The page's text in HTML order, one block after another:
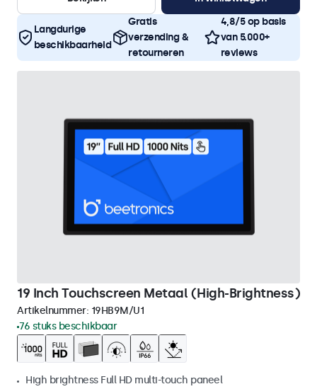
Langdurige
beschikbaarheid
Gratis
verzending &
retourneren
4,8/5 op basis
van 5.000+
reviews
19 Inch Touchscreen Metaal (High-Brightness)
Artikelnummer: 19HB9M/U1
76 stuks beschikbaar
High brightness Full HD multi-touch paneel